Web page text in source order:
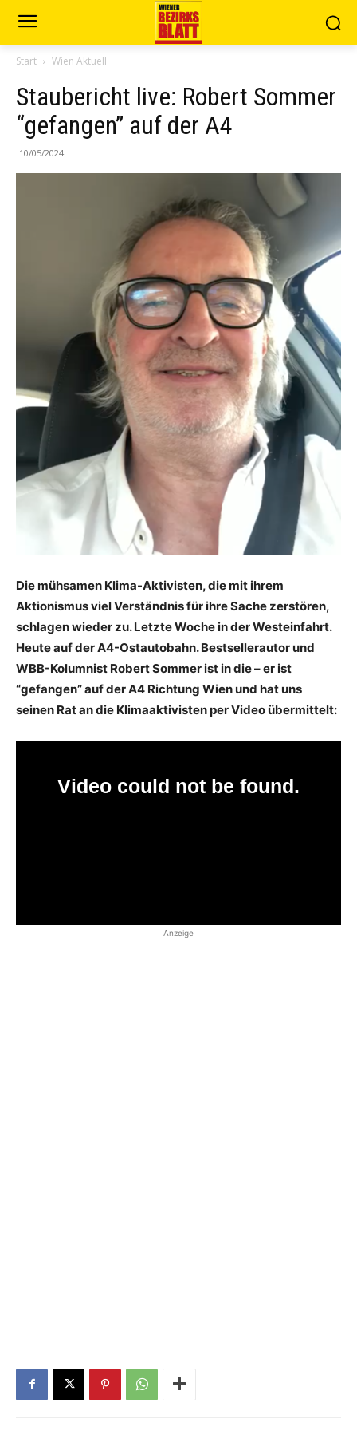
Start Wien Aktuell
Staubericht live: Robert Sommer
“gefangen” auf der A4
10/05/2024
Die mühsamen Klima-Aktivisten, die mit ihrem
Aktionismus viel Verständnis für ihre Sache zerstören,
schlagen wieder zu. Letzte Woche in der Westeinfahrt.
Heute auf der A4-Ostautobahn. Bestsellerautor und
WBB-Kolumnist Robert Sommer ist in die – er ist
“gefangen” auf der A4 Richtung Wien und hat uns
seinen Rat an die Klimaaktivisten per Video übermittelt:
Anzeige